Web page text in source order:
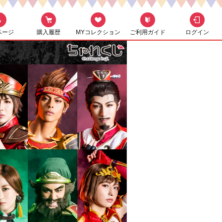
ージ 購入履歴 MYコレクション ご利用ガイド ログイン